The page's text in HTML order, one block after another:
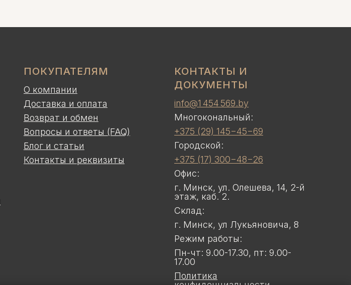
ПОКУПАТЕЛЯМ
О компании
Доставка и оплата
Возврат и обмен
Вопросы и ответы (FAQ)
Блог и статьи
Контакты и реквизиты
КОНТАКТЫ И
ДОКУМЕНТЫ
info@1 454 569.by
Многокональный:
+375 (29) 145−45−69
Городской:
+375 (17) 300−48−26
Офис:
г. Минск, ул. Олешева, 14, 2-й
этаж, каб. 2.
Склад:
г. Минск, ул Лукьяновича, 8
Режим работы:
Пн-чт: 9.00-17.30, пт: 9.00-
17.00
Политика